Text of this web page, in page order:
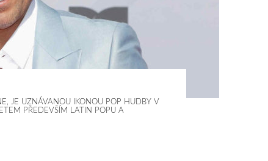
JE UZNÁVANOU IKONOU POP HUDBY V
PŘEDEVŠÍM LATIN POPU A